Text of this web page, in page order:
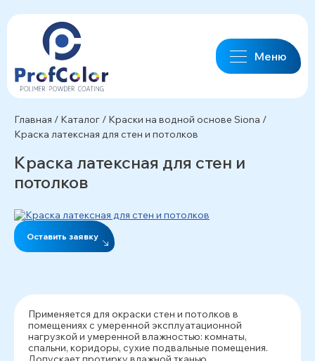
Меню
Главная / Каталог / Краски на водной основе Siona /
Краска латексная для стен и потолков
Краска латексная для стен и
потолков
Оставить заявку
Применяется для окраски стен и потолков в
помещениях с умеренной эксплуатационной
нагрузкой и умеренной влажностью: комнаты,
спальни, коридоры, сухие подвальные помещения.